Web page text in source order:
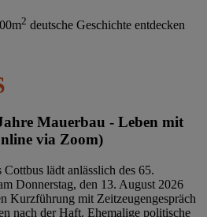
2 deutsche Geschichte entdecken
Mauerbau - Leben mit
via Zoom)
lädt anlässlich des 65.
Donnerstag, den 13. August 2026
Kurzführung mit Zeitzeugengespräch
nach der Haft. Ehemalige politische